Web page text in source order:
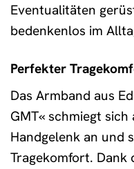
Eventualitäten
bedenkenlos im
Perfekter
Das Armband aus
GMT« schmiegt
Handgelenk an und
Tragekomfort. Dank